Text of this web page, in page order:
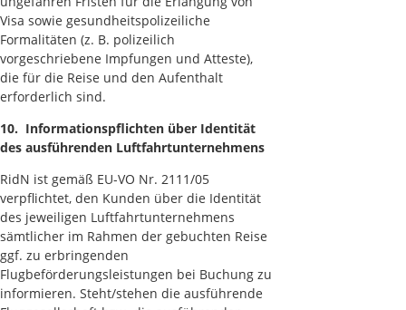
Visa sowie gesundheitspolizeiliche
Formalitäten (z. B. polizeilich
vorgeschriebene Impfungen und Atteste),
die für die Reise und den Aufenthalt
erforderlich sind.
10. Informationspflichten über Identität
des ausführenden Luftfahrtunternehmens
RidN ist gemäß EU-VO Nr. 2111/05
verpflichtet, den Kunden über die Identität
des jeweiligen Luftfahrtunternehmens
sämtlicher im Rahmen der gebuchten Reise
ggf. zu erbringenden
Flugbeförderungsleistungen bei Buchung zu
informieren. Steht/stehen die ausführende